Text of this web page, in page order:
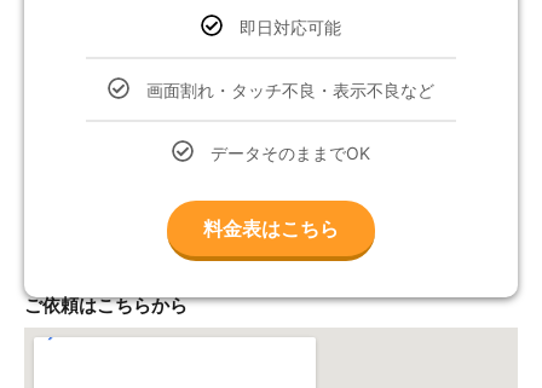
即日対応可能
画面割れ・タッチ不良・表示不良など
データそのままでOK
料金表はこちら
ご依頼はこちらから